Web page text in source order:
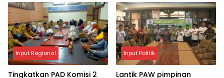
Kepala Daerah
Input Regional
Tingkatkan PAD Komisi 2
Input Politik
Lantik PAW pimpinan